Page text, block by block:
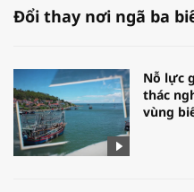
Đổi thay nơi ngã ba
Nỗ lực
thác
vùng